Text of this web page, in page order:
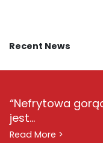
Recent News
“Nefrytowa
jest...
Read More >